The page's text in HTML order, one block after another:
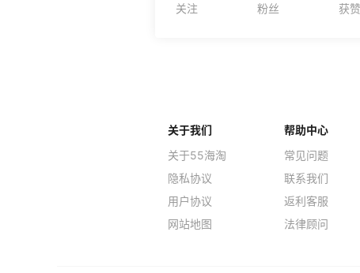
关于我们
关于55海淘
隐私协议
用户协议
网站地图
帮助中心
常见问题
联系我们
返利客服
法律顾问